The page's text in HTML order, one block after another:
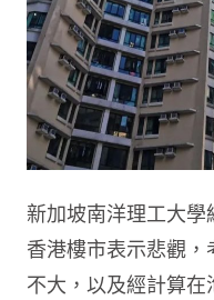
新加坡南洋理工大
香港樓市表示悲觀
不大，以及經計算